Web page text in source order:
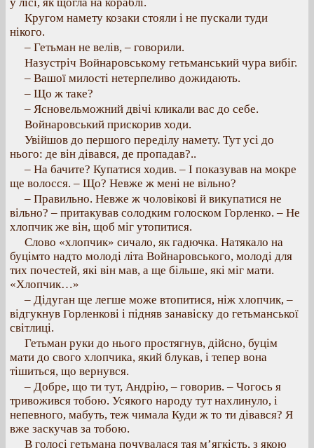
Кругом намету козаки стояли і не пускали туди
нікого.
– Гетьман не велів, – говорили.
Назустріч Войнаровському гетьманський чура вибіг.
– Вашої милості нетерпеливо дожидають.
– Що ж таке?
– Ясновельможний двічі кликали вас до себе.
Войнаровський прискорив ходи.
Увійшов до першого переділу намету. Тут усі до
нього: де він дівався, де пропадав?..
– На бачите? Купатися ходив. – І показував на мокре
ще волосся. – Що? Невже ж мені не вільно?
– Правильно. Невже ж чоловікові й викупатися не
вільно? – притакував солодким голоском Горленко. – Не
хлопчик же він, щоб міг утопитися.
Слово «хлопчик» сичало, як гадючка. Натякало на
буцімто надто молоді літа Войнаровського, молоді для
тих почестей, які він мав, а ще більше, які міг мати.
«Хлопчик…»
– Дідуган ще легше може втопитися, ніж хлопчик, –
відгукнув Горленкові і підняв занавіску до гетьманської
світлиці.
Гетьман руки до нього простягнув, дійсно, буцім
мати до свого хлопчика, який блукав, і тепер вона
тішиться, що вернувся.
– Добре, що ти тут, Андрію, – говорив. – Чогось я
тривожився тобою. Усякого народу тут нахлинуло, і
непевного, мабуть, теж чимала Куди ж то ти дівався? Я
вже заскучав за тобою.
В голосі гетьмана почувалася тая м’ягкість, з якою